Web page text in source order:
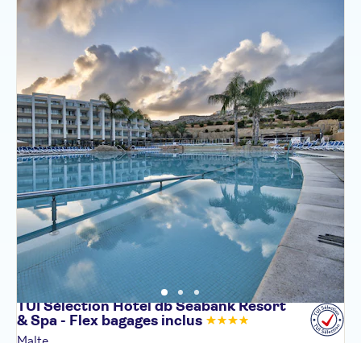
TUI Sélection Hôtel db Seabank Resort
& Spa - Flex bagages inclus